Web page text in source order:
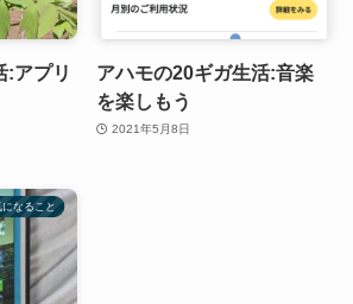
:アプリ
アハモの20ギガ生活:音楽
を楽しもう
2021年5月8日
になること